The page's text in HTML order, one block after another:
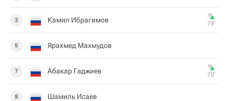
3 Камил Ибрагимов 78‎’‎
5 Ярахмед Махмудов
7 Абакар Гаджиев 70‎’‎
8 Шамиль Исаев